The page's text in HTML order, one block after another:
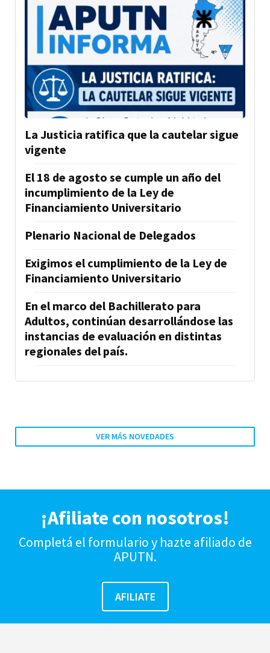
La Justicia ratifica que la cautelar sigue
vigente
El 18 de agosto se cumple un año del
incumplimiento de la Ley de
Financiamiento Universitario
Plenario Nacional de Delegados
Exigimos el cumplimiento de la Ley de
Financiamiento Universitario
En el marco del Bachillerato para
Adultos, continúan desarrollándose las
instancias de evaluación en distintas
regionales del país.
VER MÁS NOVEDADES
¡Afiliate con nosotros!
Completá el formulario y hazte afiliado de
APUTN.